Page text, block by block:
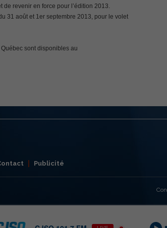
de revenir en force pour l’édition 2013.
31 août et 1er septembre 2013, pour le volet
sont disponibles au
Publicité